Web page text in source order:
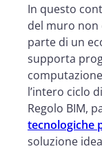
In questo
del muro non
parte di un
supporta
l’intero ciclo
Regolo BIM,
tecnologiche
soluzione